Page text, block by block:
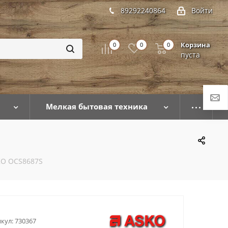
Войти
89292240864
0 0 Корзина
пуста
0
Мелкая бытовая техника
OCS8687S
730367